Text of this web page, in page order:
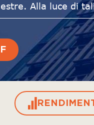
Alla luce di